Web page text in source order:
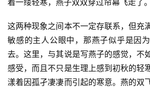
这两种现象之间本不一定存联系，但充
敏感的主人公眼中，那燕子似乎是因
去。这里，与其说是写燕子的感觉，不
感受，而且不只是生理上感到初秋的轻
漾着因孤孑凄凄而引起的寒意。燕的双